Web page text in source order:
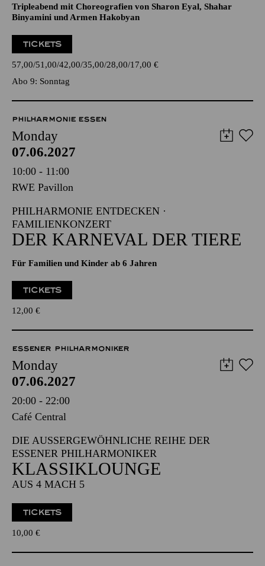
Tripleabend mit Choreografien von Sharon Eyal, Shahar
Binyamini und Armen Hakobyan
TICKETS
57,00 51,00 42,00 35,00 28,00 17,00 €
Abo 9: Sonntag
PHILHARMONIE ESSEN
Monday
07.06.2027
10:00 - 11:00
RWE Pavillon
PHILHARMONIE ENTDECKEN ·
FAMILIENKONZERT
DER KARNEVAL DER TIERE
Für Familien und Kinder ab 6 Jahren
TICKETS
12,00 €
ESSENER PHILHARMONIKER
Monday
07.06.2027
20:00 - 22:00
Café Central
DIE AUSSERGEWÖHNLICHE REIHE DER E
SSENER PHILHARMONIKER
KLASSIKLOUNGE
AUS 4 MACH 5
TICKETS
10,00 €